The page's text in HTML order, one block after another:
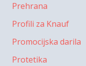
Prehrana
Profili za Knauf
Promocijska darila
Protetika